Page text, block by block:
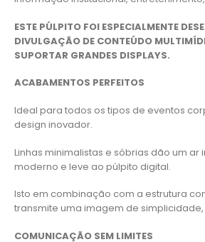
ESTE PÚLPITO FOI ESPECIALMENTE
DIVULGAÇÃO DE CONTEÚDO
SUPORTAR GRANDES DISPLAYS.
ACABAMENTOS PERFEITOS
Ideal para todos os tipos de eventos
design inovador.
Linhas minimalistas e sóbrias dão um ar
moderno e leve ao púlpito digital.
Isto em combinação com a estrutura
transmite uma imagem de simplicidade,
COMUNICAÇÃO SEM LIMITES